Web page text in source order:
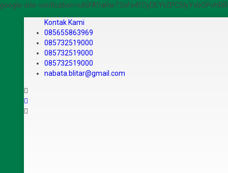
google-site-
Kontak Kami
085655863969
085732519000
085732519000
085732519000
nabata.blitar@gmail.com